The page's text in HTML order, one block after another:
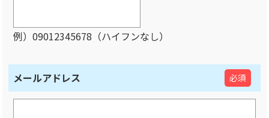
例）09012345678（ハイフンなし）
メールアドレス 必須